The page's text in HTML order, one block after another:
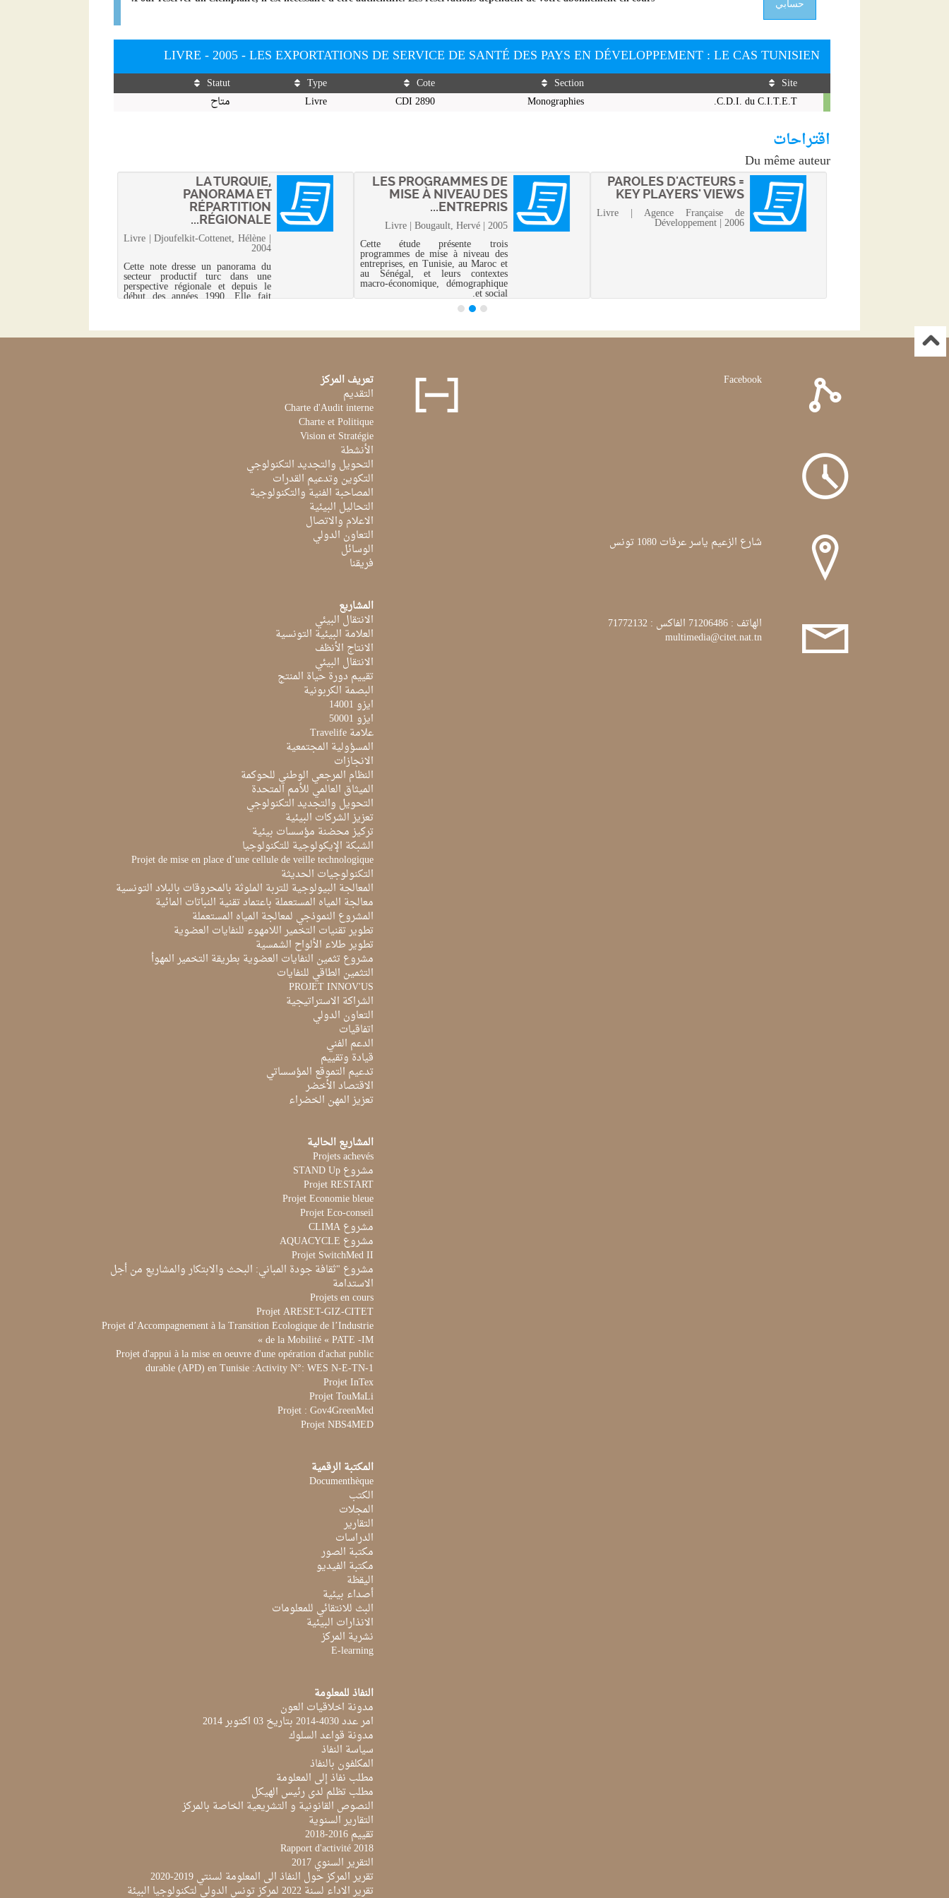
حسابي
LIVRE - 2005 - LES EXPORTATIONS DE SERVICE DE SANTÉ DES PAYS EN DÉVELOPPEMENT : LE CAS TUNISIEN
Livre
-
2005
-
Les
exportations
tunisien
Site
Section
Cote
Type
Statut
C.D.I. du C.I.T.E.T.
Monographies
CDI 2890
Livre متاح
اقتراحات
Du même auteur
LES PROGRAMMES DE
MISE À NIVEAU DES
ENTREPRIS...
Livre | Bougault, Hervé | 2005
Cette étude présente trois
programmes de mise à niveau des
entreprises, en Tunisie, au Maroc et
au Sénégal, et leurs contextes
macro-économique, démographique
et social.
PAROLES D'ACTEURS =
KEY PLAYERS' VIEWS
Livre | Agence Française de
Développement | 2006
LA TURQUIE,
PANORAMA ET
RÉPARTITION
RÉGIONALE...
Livre | Djoufelkit-Cottenet, Hélène |
2004
Cette note dresse un panorama du
secteur productif turc dans une
perspective régionale et depuis le
début des années 1990. Elle fait
PME, est aujourd'hui confront...
Facebook
شارع الزعيم ياسر عرفات 1080 تونس
الهاتف : 71206486 الفاكس : 71772132
multimedia@citet.nat.tn
تعريف المركز
التقديم
Charte d'Audit interne
Charte et Politique
Vision et Stratégie
الأنشطة
التحويل والتجديد التكنولوجي
التكوين وتدعيم القدرات
المصاحبة الفنية والتكنولوجية
التحاليل البيئية
الاعلام والاتصال
التعاون الدولي
الوسائل
فريقنا
المشاريع
الانتقال البيئي
العلامة البيئية التونسية
الانتاج الأنظف
الانتقال البيئي
تقييم دورة حياة المنتج
البصمة الكربونية
ايزو 14001
ايزو 50001
علامة Travelife
المسؤولية المجتمعية
الانجازات
النظام المرجعي الوطني للحوكمة
الميثاق العالمي للأمم المتحدة
التحويل والتجديد التكنولوجي
تعزيز الشركات البيئية
تركيز محضنة مؤسسات بيئية
الشبكة الإيكولوجية للتكنولوجيا
Projet de mise en place d’une cellule de veille technologique
التكنولوجيات الحديثة
المعالجة البيولوجية للتربة الملوثة بالمحروقات بالبلاد التونسية
معالجة المياه المستعملة باعتماد تقنية النباتات المائية
المشروع النموذجي لمعالجة المياه المستعملة
تطوير تقنيات التخمير اللامهوء للنفايات العضوية
تطوير طلاء الألواح الشمسية
مشروع تثمين النفايات العضوية بطريقة التخمير المهوأ
التثمين الطاقي للنفايات
PROJET INNOV'US
الشراكة الاستراتيجية
التعاون الدولي
اتفاقيات
الدعم الفني
قيادة وتقييم
تدعيم التموقع المؤسساتي
الاقتصاد الأخضر
تعزيز المهن الخضراء
المشاريع الحالية
Projets achevés
مشروع STAND Up
Projet RESTART
Projet Economie bleue
Projet Eco-conseil
مشروع CLIMA
مشروع AQUACYCLE
Projet SwitchMed II
مشروع "ثقافة جودة المباني: البحث والابتكار والمشاريع من أجل
الاستدامة
Projets en cours
Projet ARESET-GIZ-CITET
Projet d’Accompagnement à la Transition Ecologique de l’Industrie
de la Mobilité « PATE -IM »
Projet d'appui à la mise en oeuvre d'une opération d'achat public
durable (APD) en Tunisie :Activity N°: WES N-E-TN-1
Projet InTex
Projet TouMaLi
Projet : Gov4GreenMed
Projet NBS4MED
المكتبة الرقمية
Documenthèque
الكتب
المجلات
التقارير
الدراسات
مكتبة الصور
مكتبة الفيديو
اليقظة
أصداء بيئية
البث للانتقائي للمعلومات
الانذارات البيئية
نشرية المركز
E-learning
النفاذ للمعلومة
مدونة اخلاقيات العون
امر عدد 4030-2014 بتاريخ 03 اكتوبر 2014
مدونة قواعد السلوك
سياسة النفاذ
المكلفون بالنفاذ
مطلب نفاذ إلى المعلومة
مطلب تظلم لدى رئيس الهيكل
النصوص القانونية و التشريعية الخاصة بالمركز
التقارير السنوية
تقييم 2016-2018
Rapport d'activité 2018
التقرير السنوي 2017
تقرير المركز حول النفاذ الى المعلومة لسنتي 2019-2020
تقرير الاداء لسنة 2022 لمركز تونس الدولي لتكنولوجيا البيئة